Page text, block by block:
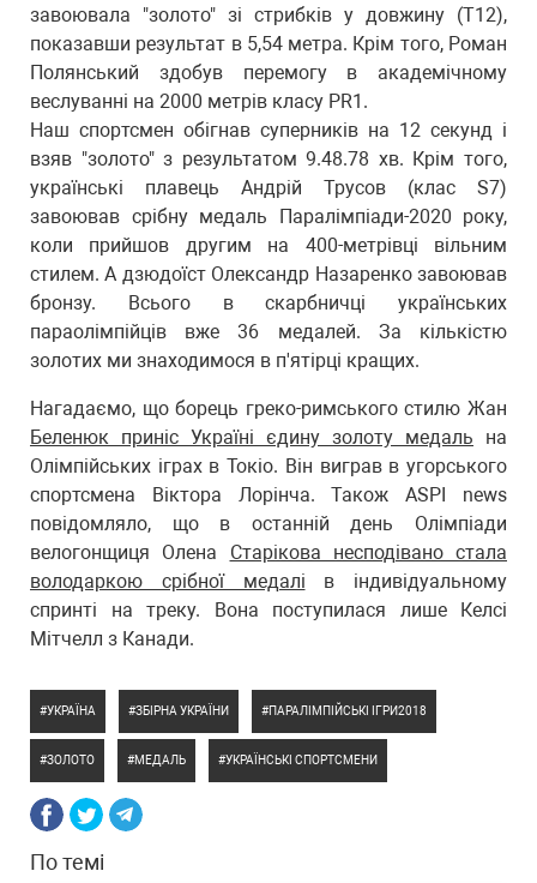
завоювала "золото" зі стрибків у довжину (Т12),
показавши результат в 5,54 метра. Крім того, Роман
Полянський здобув перемогу в академічному
веслуванні на 2000 метрів класу PR1.
Наш спортсмен обігнав суперників на 12 секунд і
взяв "золото" з результатом 9.48.78 хв. Крім того,
українські плавець Андрій Трусов (клас S7)
завоював срібну медаль Паралімпіади-2020 року,
коли прийшов другим на 400-метрівці вільним
стилем. А дзюдоїст Олександр Назаренко завоював
бронзу. Всього в скарбничці українських
параолімпійців вже 36 медалей. За кількістю
золотих ми знаходимося в п'ятірці кращих.
Нагадаємо, що борець греко-римського стилю Жан
Беленюк приніс Україні єдину золоту медаль на
Олімпійських іграх в Токіо. Він виграв в угорського
спортсмена Віктора Лорінча. Також ASPI news
повідомляло, що в останній день Олімпіади
велогонщиця Олена Старікова несподівано стала
володаркою срібної медалі в індивідуальному
спринті на треку. Вона поступилася лише Келсі
Мітчелл з Канади.
УКРАЇНА ЗБІРНА УКРАЇНИ ПАРАЛІМПІЙСЬКІ ІГРИ2018
ЗОЛОТО МЕДАЛЬ УКРАЇНСЬКІ СПОРТСМЕНИ
По темі